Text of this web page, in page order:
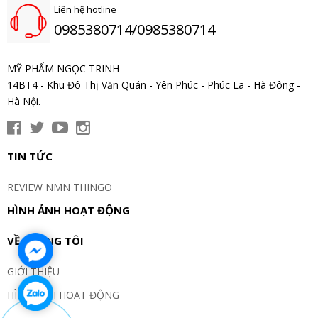
Liên hệ hotline
0985380714/0985380714
MỸ PHẨM NGỌC TRINH
14BT4 - Khu Đô Thị Văn Quán - Yên Phúc - Phúc La - Hà Đông -
Hà Nội.
TIN TỨC
REVIEW NMN THINGO
HÌNH ẢNH HOẠT ĐỘNG
VỀ CHÚNG TÔI
GIỚI THIỆU
HÌNH ẢNH HOẠT ĐỘNG